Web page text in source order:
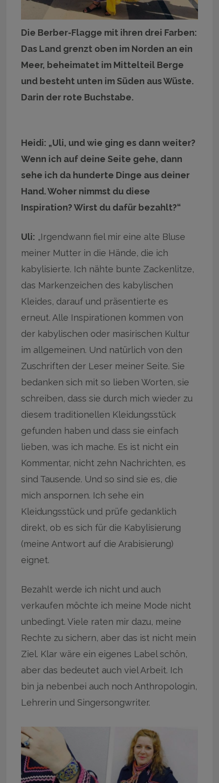
Die Berber-Flagge mit ihren drei Farben:
Das Land grenzt oben im Norden an ein
Meer, beheimatet im Mittelteil Berge
und besteht unten im Süden aus Wüste.
Darin der rote Buchstabe.
Heidi: „Uli, und wie ging es dann weiter?
Wenn ich auf deine Seite gehe, dann
sehe ich da hunderte Dinge aus deiner
Hand. Woher nimmst du diese
Inspiration? Wirst du dafür bezahlt?“
Uli: „Irgendwann fiel mir eine alte Bluse
meiner Mutter in die Hände, die ich
kabylisierte. Ich nähte bunte Zackenlitze,
das Markenzeichen des kabylischen
Kleides, darauf und präsentierte es
erneut. Alle Inspirationen kommen von
der kabylischen oder masirischen Kultur
im allgemeinen. Und natürlich von den
Zuschriften der Leser meiner Seite. Sie
bedanken sich mit so lieben Worten, sie
schreiben, dass sie durch mich wieder zu
diesem traditionellen Kleidungsstück
gefunden haben und dass sie einfach
lieben, was ich mache. Es ist nicht ein
Kommentar, nicht zehn Nachrichten, es
sind Tausende. Und so sind sie es, die
mich anspornen. Ich sehe ein
Kleidungsstück und prüfe gedanklich
direkt, ob es sich für die Kabylisierung
(meine Antwort auf die Arabisierung)
eignet.
Bezahlt werde ich nicht und auch
verkaufen möchte ich meine Mode nicht
unbedingt. Viele raten mir dazu, meine
Rechte zu sichern, aber das ist nicht mein
Ziel. Klar wäre ein eigenes Label schön,
aber das bedeutet auch viel Arbeit. Ich
bin ja nebenbei auch noch Anthropologin,
Lehrerin und Singersongwriter.